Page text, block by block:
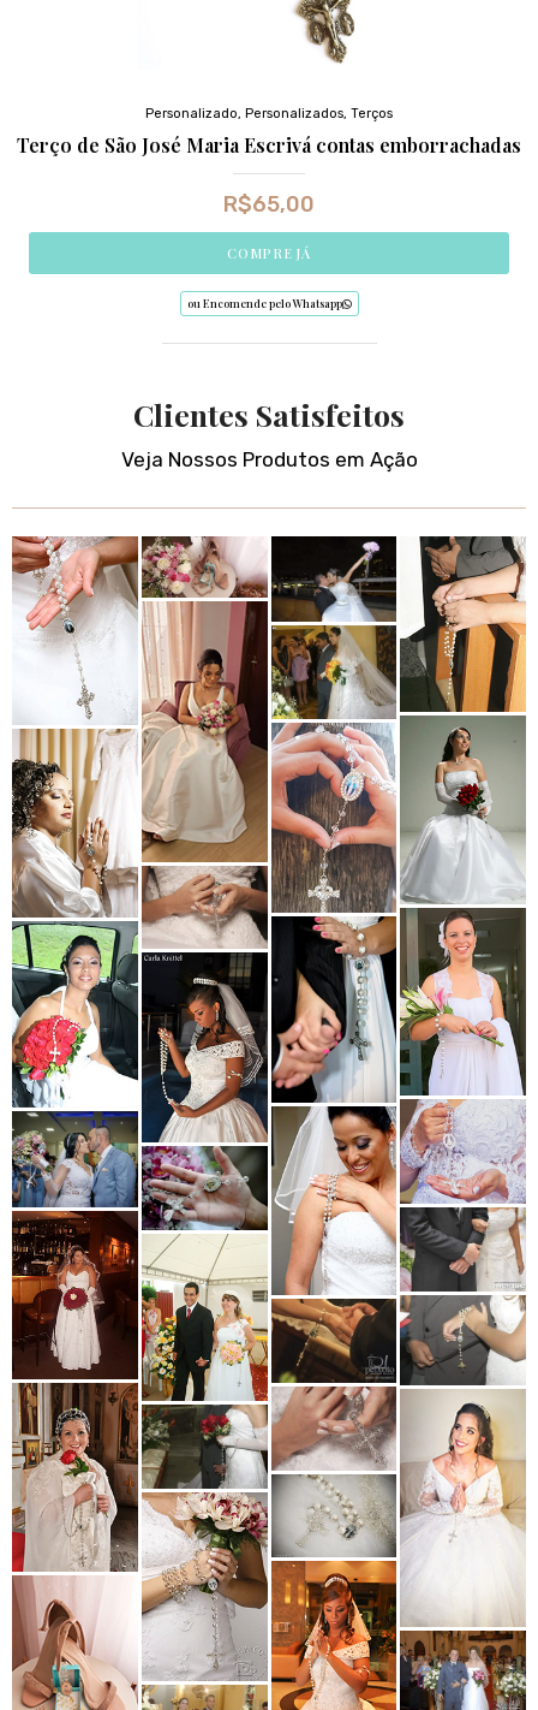
Personalizado, Personalizados, Terços
Terço de São José Maria Escrivá contas emborrachadas
R$65,00
COMPRE JÁ
ou Encomende pelo Whatsapp
Clientes Satisfeitos
Veja Nossos Produtos em Ação